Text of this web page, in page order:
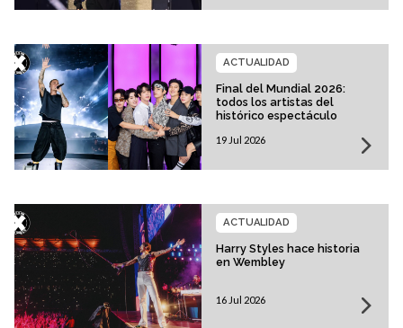
Final del Mundial 2026:
todos los artistas del
histórico espectáculo
ACTUALIDAD
19 Jul 2026
Harry Styles hace historia
en Wembley
ACTUALIDAD
16 Jul 2026